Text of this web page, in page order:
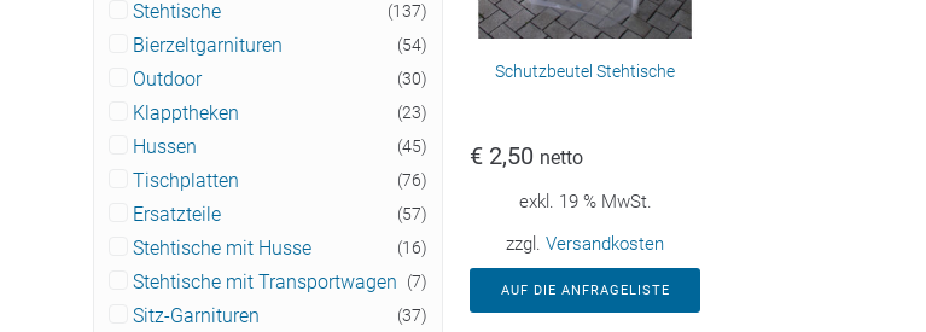
Schutzbeutel Stehtische
€ 2,50 netto
exkl. 19 % MwSt.
zzgl. Versandkosten
AUF DIE ANFRAGELISTE
Stehtische (137)
Bierzeltgarnituren (54)
Outdoor (30)
Klapptheken (23)
Hussen (45)
Tischplatten (76)
Ersatzteile (57)
Stehtische mit Husse (16)
Stehtische mit Transportwagen (7)
Sitz-Garnituren (37)